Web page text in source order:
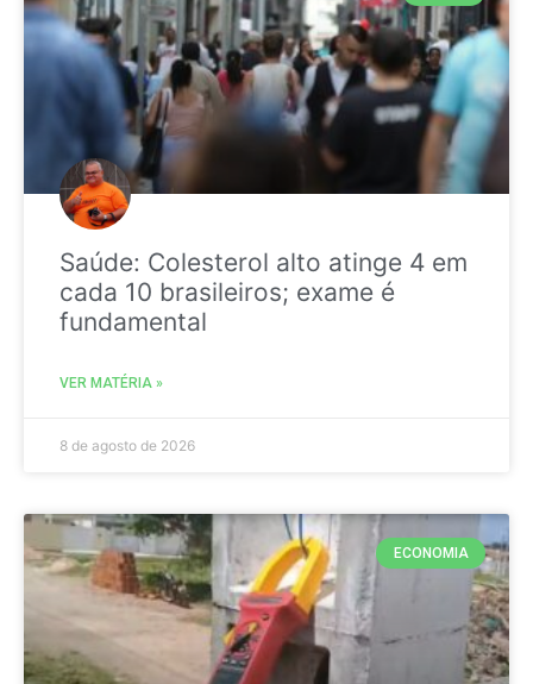
Saúde: Colesterol alto atinge 4 em
cada 10 brasileiros; exame é
fundamental
VER MATÉRIA »
8 de agosto de 2026
ECONOMIA